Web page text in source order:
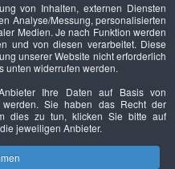
Datum
Datum
Datum
von Inhalten, externen Diensten
Analyse/Messung, personalisierten
Medien. Je nach Funktion werden
und von diesen verarbeitet. Diese
unserer Website nicht erforderlich
unten widerrufen werden.
Ihre Daten auf Basis von
werden. Sie haben das Recht der
dies zu tun, klicken Sie bitte auf
jeweiligen Anbieter.